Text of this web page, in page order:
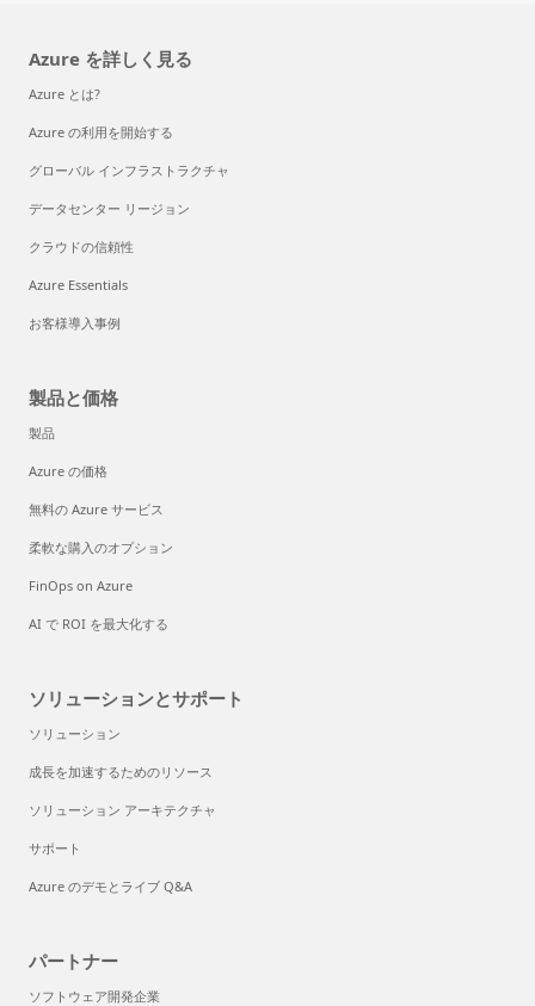
Azure を詳しく見る
Azure とは?
Azure の利用を開始する
グローバル インフラストラクチャ
データセンター リージョン
クラウドの信頼性
Azure Essentials
お客様導入事例
製品と価格
製品
Azure の価格
無料の Azure サービス
柔軟な購入のオプション
FinOps on Azure
AI で ROI を最大化する
ソリューションとサポート
ソリューション
成長を加速するためのリソース
ソリューション アーキテクチャ
サポート
Azure のデモとライブ Q&A
パートナー
ソフトウェア開発企業